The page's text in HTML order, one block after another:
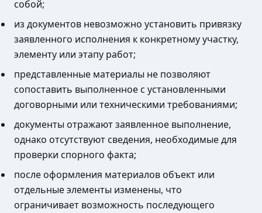
собой;
из документов невозможно установить привязку
заявленного исполнения к конкретному участку,
элементу или этапу работ;
представленные материалы не позволяют
сопоставить выполненное с установленными
договорными или техническими требованиями;
документы отражают заявленное выполнение,
однако отсутствуют сведения, необходимые для
проверки спорного факта;
после оформления материалов объект или
отдельные элементы изменены, что
ограничивает возможность последующего